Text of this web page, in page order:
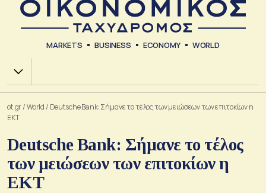
MARKETS BUSINESS ECONOMY WORLD
Χ.Α.
ot.gr/World / Deutsche Bank: Σήμανε το τέλος των μειώσεων των επιτοκίων η
ΕΚΤ
Deutsche Bank: Σήμανε το τέλος
των μειώσεων των επιτοκίων η
ΕΚΤ